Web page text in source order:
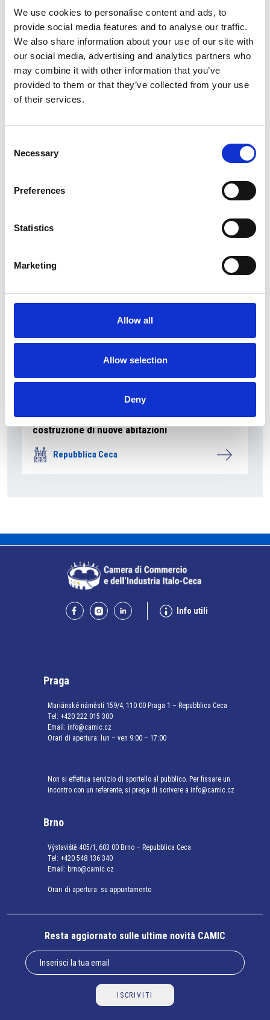
We use cookies to personalise content and ads, to
provide social media features and to analyse our traffic.
We also share information about your use of our site with
our social media, advertising and analytics partners who
may combine it with other information that you’ve
provided to them or that they’ve collected from your use
of their services.
Selection
Necessary
Preferences
Statistics
Marketing
Allow all
Allow selection
Deny
I flussi turistici rimangono stabili nel primo
Repubblica Ceca
Nel primo semestre è aumentata fortemente la
costruzione di nuove abitazioni
Repubblica Ceca
Info utili
Praga
Mariánské náměstí 159/4, 110 00 Praga 1 – Repubblica Ceca
Tel: +420 222 015 300
Email: info@camic.cz
Orari di apertura: lun – ven 9:00 – 17:00
Non si effettua servizio di sportello al pubblico. Per fissare un
incontro con un referente, si prega di scrivere a info@camic.cz
Brno
Výstaviště 405/1, 603 00 Brno – Repubblica Ceca
Tel: +420 548 136 340
Email: brno@camic.cz
Orari di apertura: su appuntamento
Resta aggiornato sulle ultime novità CAMIC
ISCRIVITI